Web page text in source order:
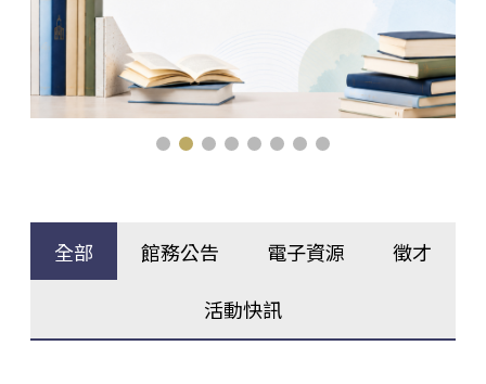
全部 館務公告 電子資源 徵才
活動快訊